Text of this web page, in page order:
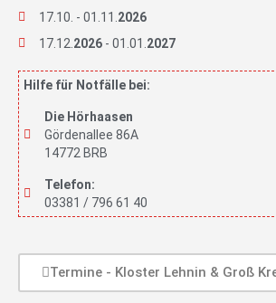
17.10. - 01.11.2026
17.12.2026- 01.01.2027
Hilfe für Notfälle bei:
Die Hörhaasen
Gördenallee 86A
14772 BRB
Telefon:
03381 / 796 61 40
Termine - Kloster Lehnin & Groß